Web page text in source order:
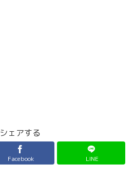
シェアする
Facebook LINE